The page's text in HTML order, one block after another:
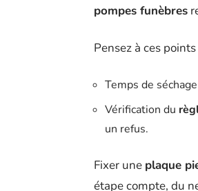
pompes funèbres
Pensez à ces
Temps de
Vérification du
un refus.
Fixer une plaque
étape compte, du